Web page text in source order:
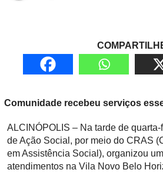
Comunidade recebeu serviços
ALCINÓPOLIS – Na tarde de
de Ação Social, por meio do CRAS
em Assistência Social), organizou
atendimentos na Vila Novo Belo